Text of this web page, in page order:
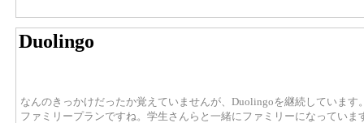
Duolingo
なんのきっかけだったか覚えていませんが、Duolingoを継続していま
ファミリープランですね。学生さんらと一緒にファミリーになってい